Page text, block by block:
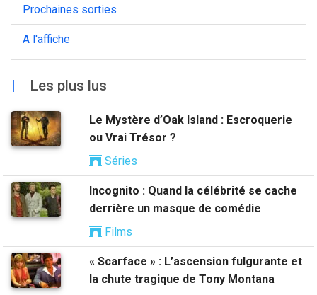
Prochaines sorties
A l'affiche
| Les plus lus
Le Mystère d’Oak Island : Escroquerie
ou Vrai Trésor ?
Séries
Incognito : Quand la célébrité se cache
derrière un masque de comédie
Films
« Scarface » : L’ascension fulgurante et
la chute tragique de Tony Montana